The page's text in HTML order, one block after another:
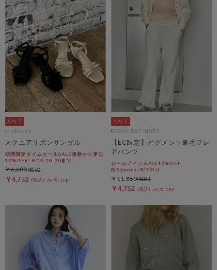
archives
スクエアリボンサンダル
期間限定タイムセールSALE価格から更に
10%OFF! 8/10 10:00まで
￥4,752 28％OFF
￥6,600
DOUX ARCHIVES
【EC限定】ピグメント裏毛フレ
アパンツ
セールアイテムALL10%OFF
8/3(mon)~8/7(fri)
￥4,752 60％OFF
￥11,880